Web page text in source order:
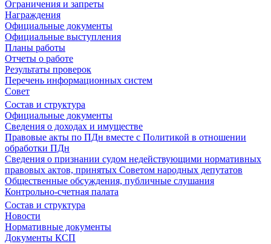
Ограничения и запреты
Награждения
Официальные документы
Официальные выступления
Планы работы
Отчеты о работе
Результаты проверок
Перечень информационных систем
Совет
Состав и структура
Официальные документы
Сведения о доходах и имуществе
Правовые акты по ПДн вместе с Политикой в отношении
обработки ПДн
Сведения о признании судом недействующими нормативных
правовых актов, принятых Советом народных депутатов
Общественные обсуждения, публичные слушания
Контрольно-счетная палата
Состав и структура
Новости
Нормативные документы
Документы КСП